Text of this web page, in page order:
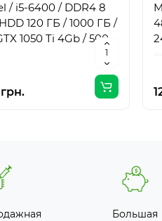
/ i5-6400 / DDR4 8
120 ГБ / 1000 ГБ /
1050 Ti 4Gb / 500
Большая